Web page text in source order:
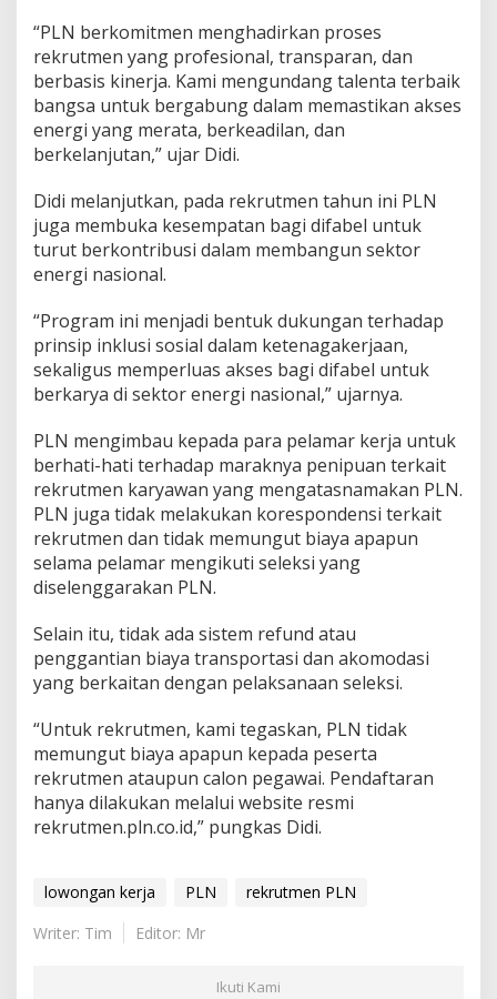
“PLN berkomitmen menghadirkan proses
rekrutmen yang profesional, transparan, dan
berbasis kinerja. Kami mengundang talenta terbaik
bangsa untuk bergabung dalam memastikan akses
energi yang merata, berkeadilan, dan
berkelanjutan,” ujar Didi.
Didi melanjutkan, pada rekrutmen tahun ini PLN
juga membuka kesempatan bagi difabel untuk
turut berkontribusi dalam membangun sektor
energi nasional.
“Program ini menjadi bentuk dukungan terhadap
prinsip inklusi sosial dalam ketenagakerjaan,
sekaligus memperluas akses bagi difabel untuk
berkarya di sektor energi nasional,” ujarnya.
PLN mengimbau kepada para pelamar kerja untuk
berhati-hati terhadap maraknya penipuan terkait
rekrutmen karyawan yang mengatasnamakan PLN.
PLN juga tidak melakukan korespondensi terkait
rekrutmen dan tidak memungut biaya apapun
selama pelamar mengikuti seleksi yang
diselenggarakan PLN.
Selain itu, tidak ada sistem refund atau
penggantian biaya transportasi dan akomodasi
yang berkaitan dengan pelaksanaan seleksi.
“Untuk rekrutmen, kami tegaskan, PLN tidak
memungut biaya apapun kepada peserta
rekrutmen ataupun calon pegawai. Pendaftaran
hanya dilakukan melalui website resmi
rekrutmen.pln.co.id,” pungkas Didi.
lowongan kerja PLN
rekrutmen PLN
Writer: Tim
Editor: Mr
Ikuti Kami